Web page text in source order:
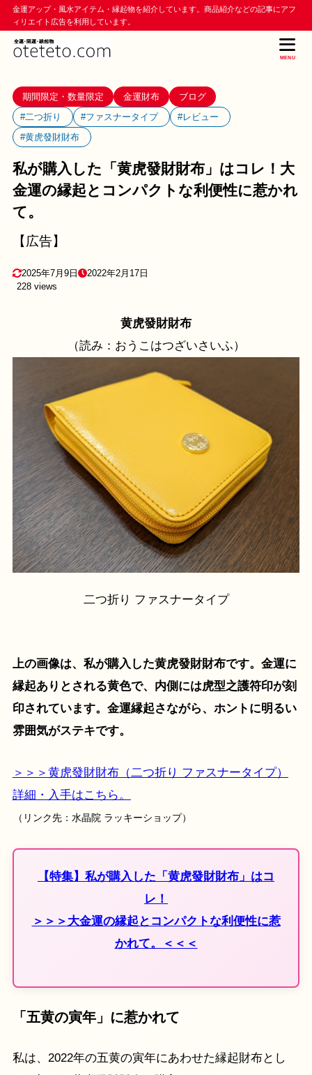
金運アップ・風水アイテム・縁起物を紹介しています。商品紹介などの記事にアフ
ィリエイト広告を利用しています。
MENU
期間限定・数量限定 金運財布
ブログ
#二つ折り
#ファスナータイプ
#レビュー
#黄虎發財財布
私が購入した「黄虎發財財布」はコレ！大
金運の縁起とコンパクトな利便性に惹かれ
て。
【広告】
2025年7月9日
2022年2月17日
228 views
黄虎發財財布
（読み：おうこはつざいさいふ）
二つ折り ファスナータイプ
上の画像は、私が購入した黄虎發財財布です。金運に
縁起ありとされる黄色で、内側には虎型之護符印が刻
印されています。金運縁起さながら、ホントに明るい
雰囲気がステキです。
＞＞＞黄虎發財財布（二つ折り ファスナータイプ）
詳細・入手はこちら。
（リンク先：水晶院 ラッキーショップ）
【特集】私が購入した「黄虎發財財布」はコ
レ！
＞＞＞大金運の縁起とコンパクトな利便性に惹
かれて。＜＜＜
「五黄の寅年」に惹かれて
私は、2022年の五黄の寅年にあわせた縁起財布とし